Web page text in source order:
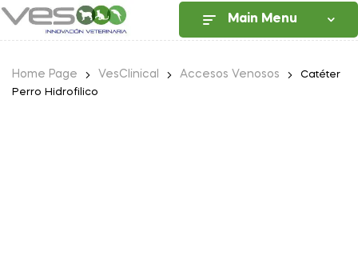
Main Menu
Home Page VesClinical Accesos Venosos
Catéter
Perro Hidrofilico